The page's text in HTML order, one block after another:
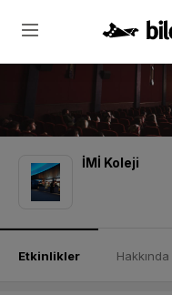
İMİ Koleji
Etkinlikler Hakkında